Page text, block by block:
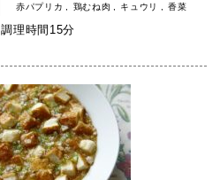
赤パプリカ 鶏むね肉 キュウリ 香菜
調理時間 15分